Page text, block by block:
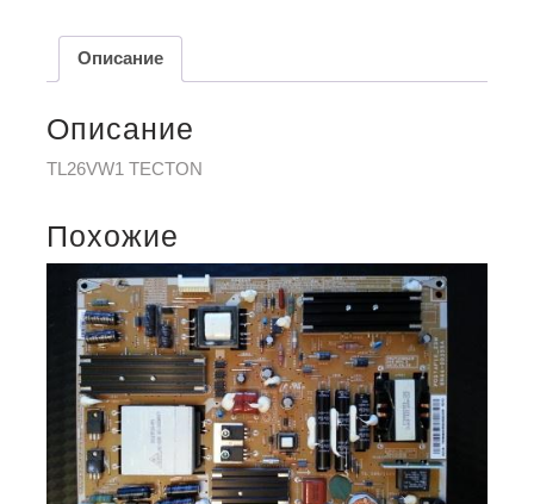
Описание
Описание
TL26VW1 TECTON
Похожие